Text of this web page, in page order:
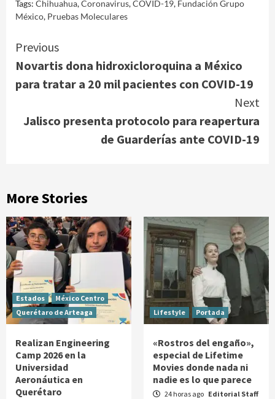
Tags: Chihuahua,Coronavirus,COVID-19, Fundación Grupo
México, Pruebas Moleculares
Continue
Reading
Previous
Novartis dona hidroxicloroquina a México
para tratar a 20 mil pacientes con COVID-19
Next
Jalisco presenta protocolo para reapertura
de Guarderías ante COVID-19
More Stories
Estados
México Centro
Querétaro de Arteaga
Realizan Engineering
Camp 2026 en la
Universidad
Aeronáutica en
Querétaro
Lifestyle Portada
«Rostros del engaño»,
especial de Lifetime
Movies donde nada ni
nadie es lo que parece
24 horas ago Editorial Staff